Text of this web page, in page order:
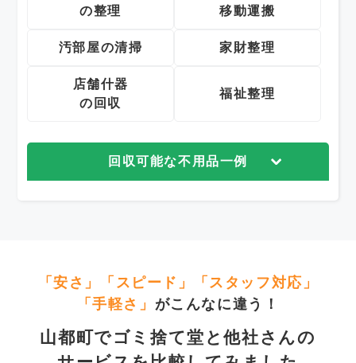
の整理
移動運搬
汚部屋の清掃 家財整理
店舗什器
の回収
福祉整理
回収可能な不用品一例
「安さ」「スピード」「スタッフ対応」
「手軽さ」 がこんなに違う！
山都町でゴミ捨て堂と他社さんの